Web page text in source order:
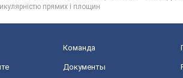
прямих і площин
Команда
Документы